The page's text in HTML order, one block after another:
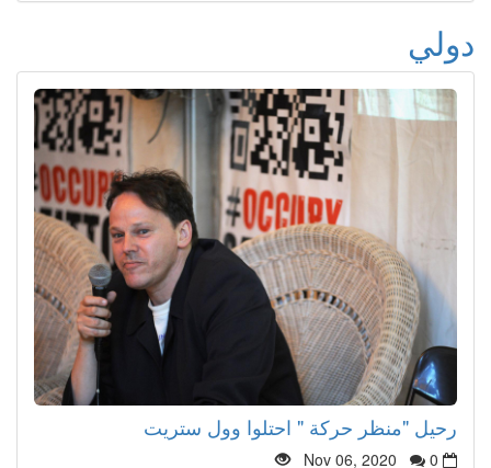
دولي
رحيل "منظر حركة " احتلوا وول ستريت
Nov 06, 2020 0